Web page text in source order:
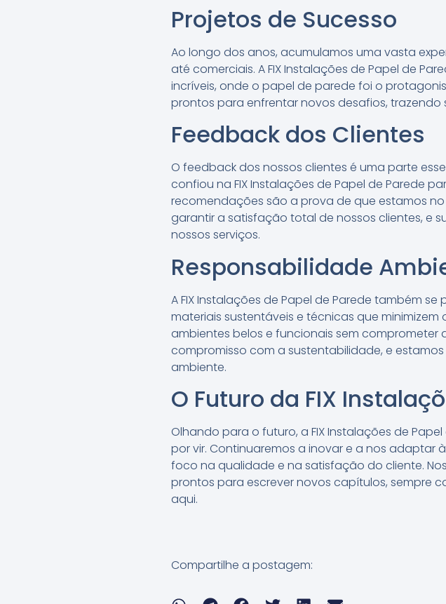
Projetos de Sucesso
Ao longo dos anos, acumulamos uma vasta
até comerciais. A FIX Instalações de Papel de
incríveis, onde o papel de parede foi o
prontos para enfrentar novos desafios, trazendo
Feedback dos Clientes
O feedback dos nossos clientes é uma parte
confiou na FIX Instalações de Papel de Parede
recomendações são a prova de que estamos
garantir a satisfação total de nossos clientes, e
nossos serviços.
Responsabilidade
A FIX Instalações de Papel de Parede também
materiais sustentáveis e técnicas que
ambientes belos e funcionais sem comprometer
compromisso com a sustentabilidade, e
ambiente.
O Futuro da FIX
Olhando para o futuro, a FIX Instalações de
por vir. Continuaremos a inovar e a nos
foco na qualidade e na satisfação do cliente.
prontos para escrever novos capítulos, sempre
aqui.
Compartilhe a postagem: